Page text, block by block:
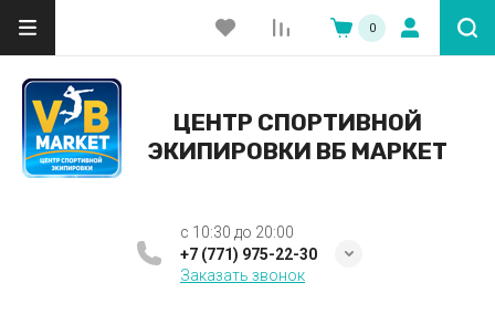
0
ЦЕНТР СПОРТИВНОЙ
ЭКИПИРОВКИ ВБ МАРКЕТ
c 10:30 до 20:00
+7 (771) 975-22-30
Заказать звонок